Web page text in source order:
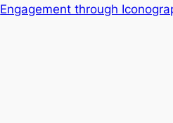
Engagement through